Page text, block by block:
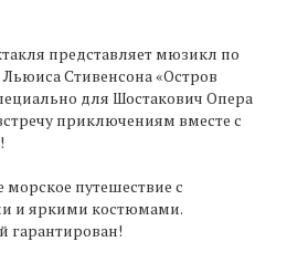
представляет мюзикл по
Стивенсона «Остров
для Шостакович Опера
приключениям вместе с
путешествие с
и яркими костюмами.
гарантирован!